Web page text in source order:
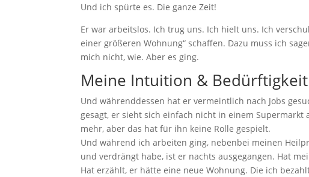
Und ich spürte es. Die ganze Zeit!
Er war arbeitslos. Ich trug uns. Ich hielt uns. Ich
einer größeren Wohnung“ schaffen. Dazu muss ich
mich nicht, wie. Aber es ging.
Meine Intuition &
Und währenddessen hat er vermeintlich nach Jobs
gesagt, er sieht sich einfach nicht in einem
mehr, aber das hat für ihn keine Rolle gespielt.
Und während ich arbeiten ging, nebenbei meinen
und verdrängt habe, ist er nachts ausgegangen. Hat
Hat erzählt, er hätte eine neue Wohnung. Die ich